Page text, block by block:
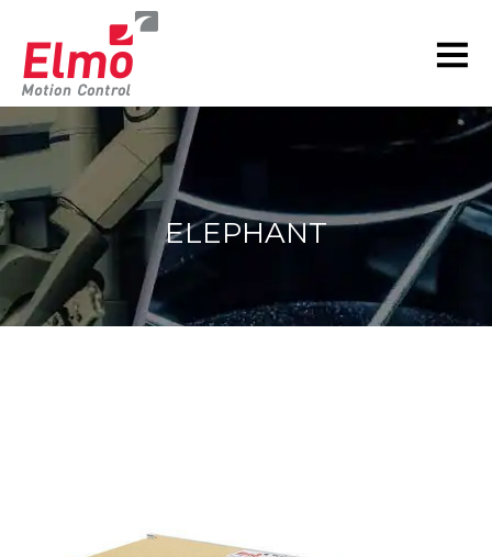
ELEPHANT